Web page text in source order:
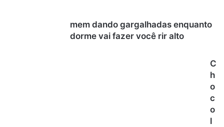
mem dando gargalhadas enquanto
dorme vai fazer você rir alto
C
h
o
c
o
l